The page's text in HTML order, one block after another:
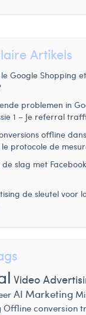
Artikels
le Google Shopping
problemen in
1 – Je referral
offline
protocole de
slag met
de sleutel voor
Video
AI Marketing
Offline conversion